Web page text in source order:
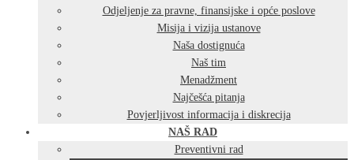
Odjeljenje za pravne, finansijske i opće poslove
Misija i vizija ustanove
Naša dostignuća
Naš tim
Menadžment
Najčešća pitanja
Povjerljivost informacija i diskrecija
NAŠ RAD
Preventivni rad